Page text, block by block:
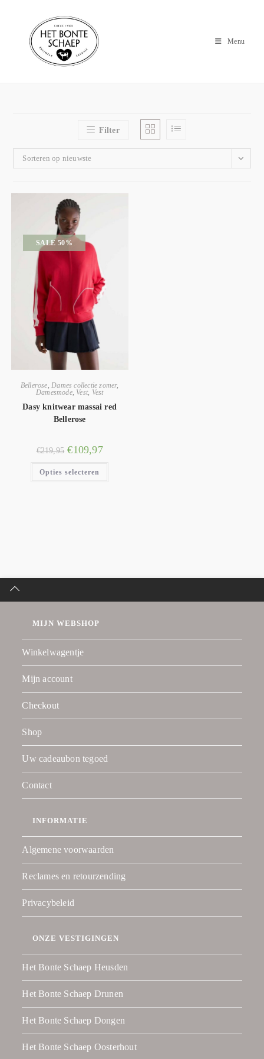
Menu
Filter
Sorteren op nieuwste
SALE 50%
Bellerose Dames collectie zomer,
Damesmode, Vest, Vest
Dasy knitwear massai red
Bellerose
€219,95 €109,97
Opties selecteren
MIJN WEBSHOP
Winkelwagentje
Mijn account
Checkout
Shop
Uw cadeaubon tegoed
Contact
INFORMATIE
Algemene voorwaarden
Reclames en retourzending
Privacybeleid
ONZE VESTIGINGEN
Het Bonte Schaep Heusden
Het Bonte Schaep Drunen
Het Bonte Schaep Dongen
Het Bonte Schaep Oosterhout